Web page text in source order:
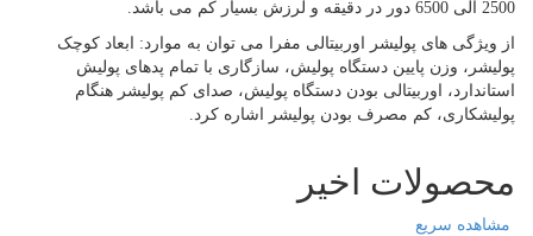
های پولیشر اوربیتالی مفرا می توان به موارد: ابعاد کوچک
وزن پایین دستگاه پولیش، سازگاری با تمام پدهای پولیش
اوربیتالی بودن دستگاه پولیش، صدای کم پولیشر هنگام
کم مصرف بودن پولیشر اشاره کرد.
اخیر
سریع